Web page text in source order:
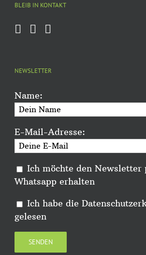
BLEIB IN KONTAKT
NEWSLETTER
Name:
E-Mail-Adresse:
Ich möchte den Newsletter
Whatsapp erhalten
Ich habe die
gelesen